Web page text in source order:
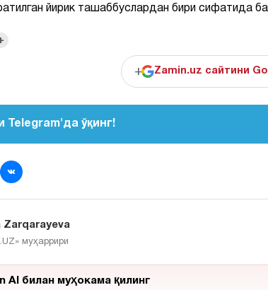
йирик ташаббуслардан бири сифатида
+ Zamin.uz сайтини
Telegram'да ўқинг!
Zarqarayeva
муҳаррири
AI билан муҳокама қилинг